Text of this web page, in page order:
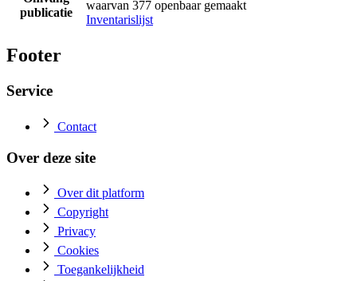
publicatie
waarvan 377 openbaar gemaakt
Inventarislijst
Footer
Service
Contact
Over deze site
Over dit platform
Copyright
Privacy
Cookies
Toegankelijkheid